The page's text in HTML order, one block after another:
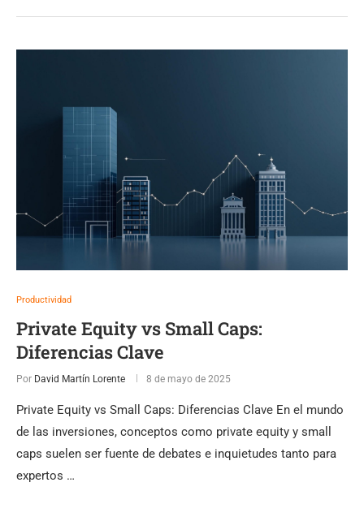
Productividad
Private Equity vs Small Caps:
Diferencias Clave
Por David Martín Lorente 8 de mayo de 2025
Private Equity vs Small Caps: Diferencias Clave En el mundo
de las inversiones, conceptos como private equity y small
caps suelen ser fuente de debates e inquietudes tanto para
expertos …